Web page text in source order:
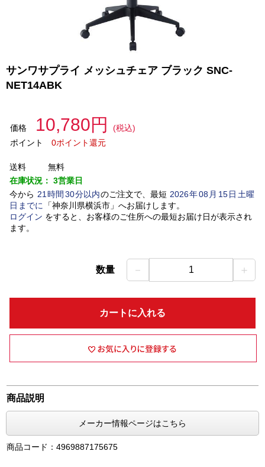
サンワサプライ メッシュチェア ブラック SNC-
NET14ABK
価格 10,780円
(税込)
ポイント
0ポイント還元
送料
無料
在庫状況： 3営業日
今から 21 時間 30分以内のご注文で、最短 2026年08 月 15日土曜
日 までに 「神奈川県横浜市」 へお届けします。
ログイン をすると、お客様のご住所への最短お届け日が表示され
ます。
数量 － 1 ＋
カートに入れる
商品説明
メーカー情報ページはこちら
商品コード：4969887175675